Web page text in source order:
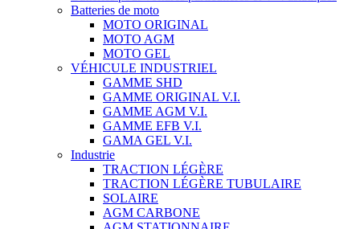
Batteries de moto
MOTO ORIGINAL
MOTO AGM
MOTO GEL
VÉHICULE INDUSTRIEL
GAMME SHD
GAMME ORIGINAL V.I.
GAMME AGM V.I.
GAMME EFB V.I.
GAMA GEL V.I.
Industrie
TRACTION LÉGÈRE
TRACTION LÉGÈRE TUBULAIRE
SOLAIRE
AGM CARBONE